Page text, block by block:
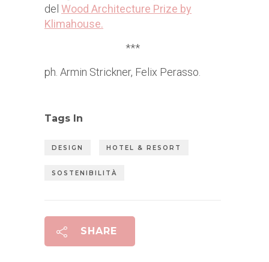
del Wood Architecture Prize by
Klimahouse.
***
ph. Armin Strickner, Felix Perasso.
Tags In
DESIGN HOTEL & RESORT
SOSTENIBILITÀ
SHARE